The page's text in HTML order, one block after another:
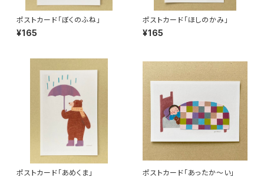
ポストカード「ぼくのふね」
¥165
ポストカード「ほしのかみ」
¥165
ポストカード「あめくま」 ポストカード「あったか〜い」